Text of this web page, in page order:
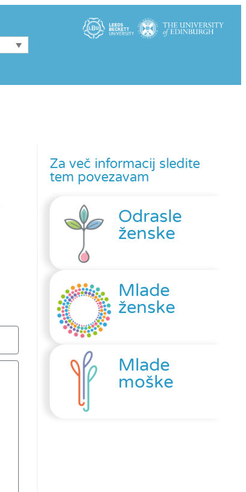
Za več informacij sledite
tem povezavam
Odrasle
ženske
Mlade
ženske
Mlade
moške